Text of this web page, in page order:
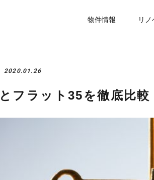
物件情報 リ
2020.01.26
フラット35を徹底比較